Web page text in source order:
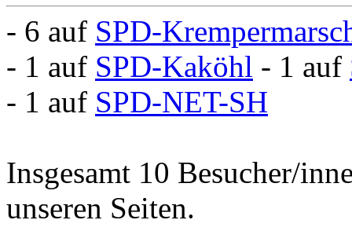
- 6 auf SPD-
- 1 auf SPD-Kaköhl - 1 auf
- 1 auf SPD-NET-SH
Insgesamt 10 Besucher/
unseren Seiten.